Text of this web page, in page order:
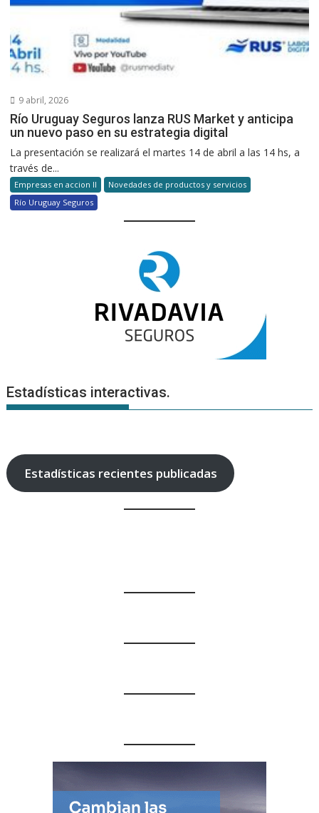
9 abril, 2026
Río Uruguay Seguros lanza RUS Market y anticipa
un nuevo paso en su estrategia digital
La presentación se realizará el martes 14 de abril a las 14 hs, a
través de...
Empresas en accion II
Novedades de productos y servicios
Río Uruguay Seguros
Estadísticas interactivas.
Estadísticas recientes publicadas